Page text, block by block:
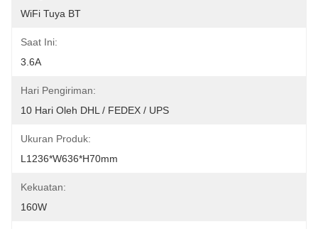
WiFi Tuya BT
Saat Ini:
3.6A
Hari Pengiriman:
10 Hari Oleh DHL / FEDEX / UPS
Ukuran Produk:
L1236*W636*H70mm
Kekuatan:
160W